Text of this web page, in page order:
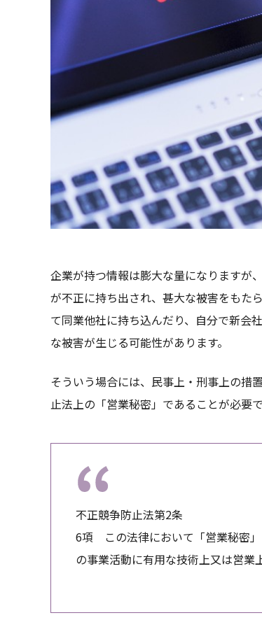
企業が持つ情報は膨大な量になりますが
が不正に持ち出され、甚大な被害をもた
て同業他社に持ち込んだり、自分で新会
な被害が生じる可能性があります。
そういう場合には、民事上・刑事上の措
止法上の「営業秘密」であることが必要で
不正競争防止法第2条
6項 この法律において「営業秘密
の事業活動に有用な技術上又は営業